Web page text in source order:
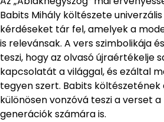
Babits Mihály költészete
kérdéseket tár fel, amelyek a
is relevánsak. A vers szimbolikája
teszi, hogy az olvasó újraértékelje
kapcsolatát a világgal, és ezáltal
tegyen szert. Babits költészetének
különösen vonzóvá teszi a verset
generációk számára is.